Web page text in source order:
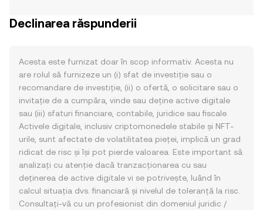
Declinarea răspunderii
Acesta este furnizat doar în scop informativ. Acesta nu
are rolul să furnizeze un (i) sfat de investiție sau o
recomandare de investiție, (ii) o ofertă, o solicitare sau o
invitație de a cumpăra, vinde sau deține active digitale
sau (iii) sfaturi financiare, contabile, juridice sau fiscale.
Activele digitale, inclusiv criptomonedele stabile și NFT-
urile, sunt afectate de volatilitatea pieței, implică un grad
ridicat de risc și își pot pierde valoarea. Este important să
analizați cu atenție dacă tranzacționarea cu sau
deținerea de active digitale vi se potrivește, luând în
calcul situația dvs. financiară și nivelul de toleranță la risc.
Consultați-vă cu un profesionist din domeniul juridic /